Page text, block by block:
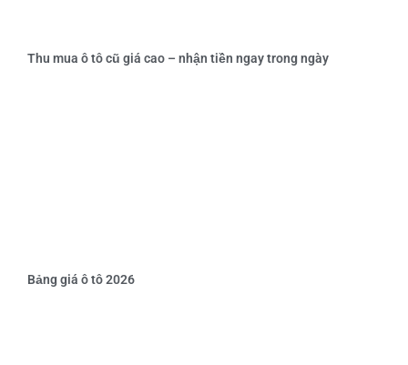
Thu mua ô tô cũ giá cao – nhận tiền ngay trong ngày
Bảng giá ô tô 2026